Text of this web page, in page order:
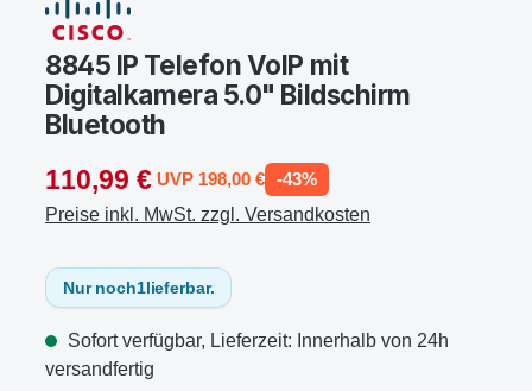
8845 IP Telefon VoIP mit
Digitalkamera 5.0" Bildschirm
Bluetooth
110,99 € UVP 198,00 € -43%
Preise inkl. MwSt. zzgl. Versandkosten
Nur noch1lieferbar.
Sofort verfügbar, Lieferzeit: Innerhalb von 24h
versandfertig